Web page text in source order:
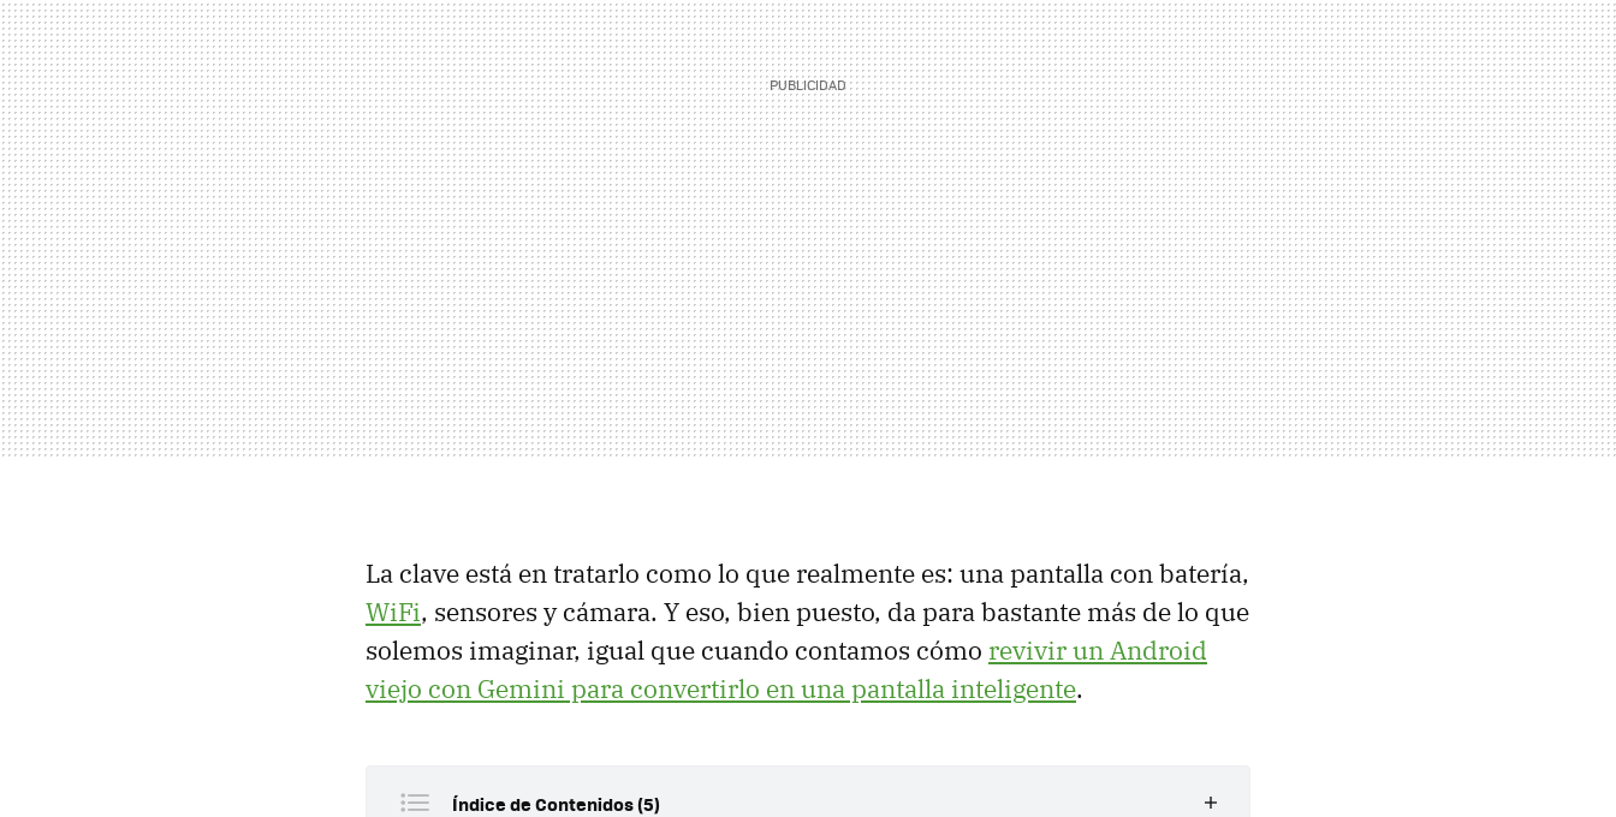
La clave está en tratarlo como lo que realmente es: una pantalla con batería,
WiFi, sensores y cámara. Y eso, bien puesto, da para bastante más de lo que
solemos imaginar, igual que cuando contamos cómo revivir un Android
viejo con Gemini para convertirlo en una pantalla inteligente.
Índice de Contenidos (5)